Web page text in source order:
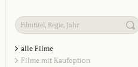
alle Filme
Filme mit Kaufoption